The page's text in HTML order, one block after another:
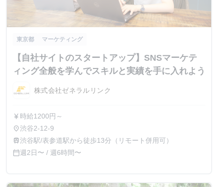
東京都 マーケティング
【自社サイトのスタートアップ】SNSマーケテ
ィング全般を学んでスキルと実績を手に入れよう
株式会社ゼネラルリンク
currency_yen 時給1200円～
place渋谷2-12-9
train渋谷駅/表参道駅から徒歩13分（リモート併用可）
calendar_today週2日〜 / 週6時間〜